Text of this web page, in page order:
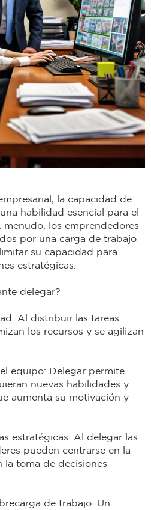
la capacidad de
habilidad esencial para el
los emprendedores
por una carga de trabajo
su capacidad para
estratégicas.
delegar?
Al distribuir las tareas
los recursos y se agilizan
equipo: Delegar permite
nuevas habilidades y
aumenta su motivación y
estratégicas: Al delegar las
pueden centrarse en la
la toma de decisiones
de trabajo: Un